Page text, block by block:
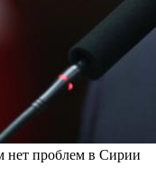
нет проблем в Сирии